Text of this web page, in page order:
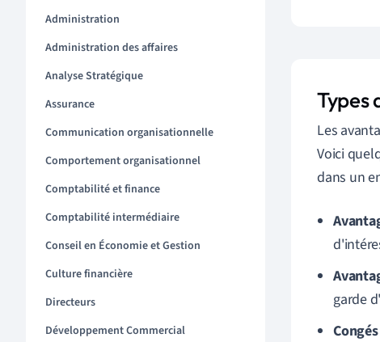
Administration
Administration des affaires
Analyse Stratégique
Assurance
Communication organisationnelle
Comportement organisationnel
Comptabilité et finance
Comptabilité intermédiaire
Conseil en Économie et Gestion
Culture financière
Directeurs
Développement Commercial
Types
Les
Voici
dans un
garde